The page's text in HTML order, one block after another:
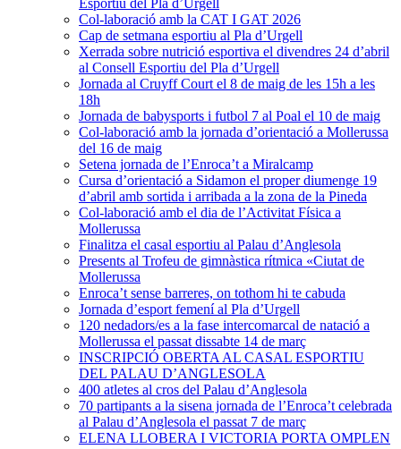
Esportiu del Pla d’Urgell
Col-laboració amb la CAT I GAT 2026
Cap de setmana esportiu al Pla d’Urgell
Xerrada sobre nutrició esportiva el divendres 24 d’abril
al Consell Esportiu del Pla d’Urgell
Jornada al Cruyff Court el 8 de maig de les 15h a les
18h
Jornada de babysports i futbol 7 al Poal el 10 de maig
Col-laboració amb la jornada d’orientació a Mollerussa
del 16 de maig
Setena jornada de l’Enroca’t a Miralcamp
Cursa d’orientació a Sidamon el proper diumenge 19
d’abril amb sortida i arribada a la zona de la Pineda
Col-laboració amb el dia de l’Activitat Física a
Mollerussa
Finalitza el casal esportiu al Palau d’Anglesola
Presents al Trofeu de gimnàstica rítmica «Ciutat de
Mollerussa
Enroca’t sense barreres, on tothom hi te cabuda
Jornada d’esport femení al Pla d’Urgell
120 nedadors/es a la fase intercomarcal de natació a
Mollerussa el passat dissabte 14 de març
INSCRIPCIÓ OBERTA AL CASAL ESPORTIU
DEL PALAU D’ANGLESOLA
400 atletes al cros del Palau d’Anglesola
70 partipants a la sisena jornada de l’Enroca’t celebrada
al Palau d’Anglesola el passat 7 de març
ELENA LLOBERA I VICTORIA PORTA OMPLEN